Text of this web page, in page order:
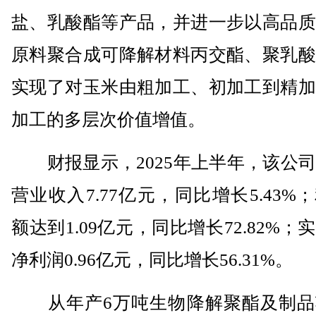
盐、乳酸酯等产品，并进一步以高品
原料聚合成可降解材料丙交酯、聚乳
实现了对玉米由粗加工、初加工到精
加工的多层次价值增值。
财报显示，2025年上半年，该公
营业收入7.77亿元，同比增长5.43%
额达到1.09亿元，同比增长72.82%；
净利润0.96亿元，同比增长56.31%。
从年产6万吨生物降解聚酯及制品